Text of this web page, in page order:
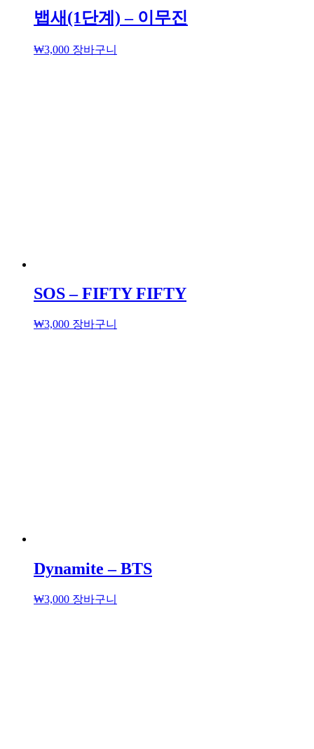
뱁새(1단계) – 이무진
₩3,000 장바구니
SOS – FIFTY FIFTY
₩3,000 장바구니
Dynamite – BTS
₩3,000 장바구니